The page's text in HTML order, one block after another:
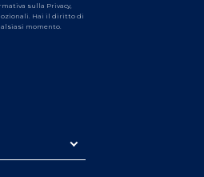
sulla Privacy,
Hai il diritto di
momento.